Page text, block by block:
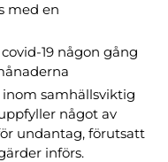
med en
19 någon gång
samhällsviktig
något av
undantag, förutsatt
införs.